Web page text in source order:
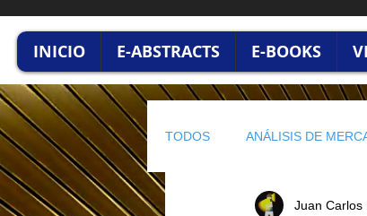
INICIO E-ABSTRACTS E-BOOKS
TODOS ANÁLISIS DE
INNOVACION &Juan Carlos